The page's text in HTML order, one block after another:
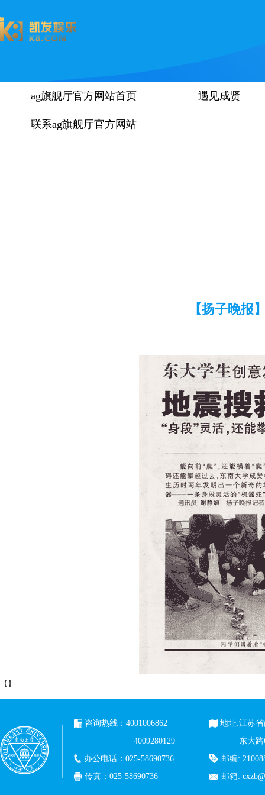
ag旗舰厅官方网站首页 遇见成贤
联系ag旗舰厅官方网站
【扬子晚报
【 】
咨询热线：4001006862
4009280129
办公电话：025-58690736
传真：025-58690736
地址:江苏
东大
邮编:
邮箱: